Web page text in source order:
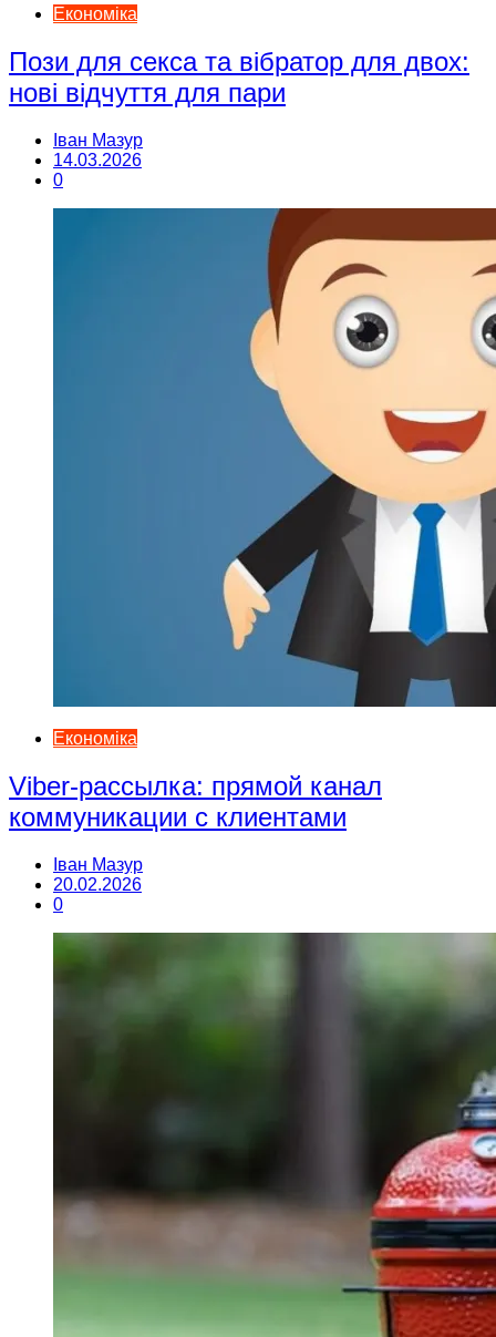
Економіка
Пози для секса та вібратор для двох:
нові відчуття для пари
Іван Мазур
14.03.2026
0
Економіка
Viber-рассылка: прямой канал
коммуникации с клиентами
Іван Мазур
20.02.2026
0